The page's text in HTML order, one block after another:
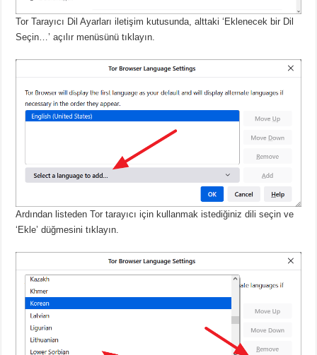
Tor Tarayıcı Dil Ayarları iletişim kutusunda, alttaki ‘Eklenecek bir Dil
Seçin…’ açılır menüsünü tıklayın.
Ardından listeden Tor tarayıcı için kullanmak istediğiniz dili seçin ve
‘Ekle’ düğmesini tıklayın.